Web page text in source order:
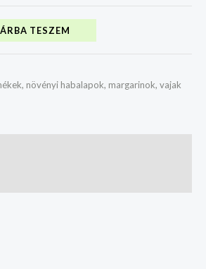
TESZEM
növényi habalapok, margarinok, vajak